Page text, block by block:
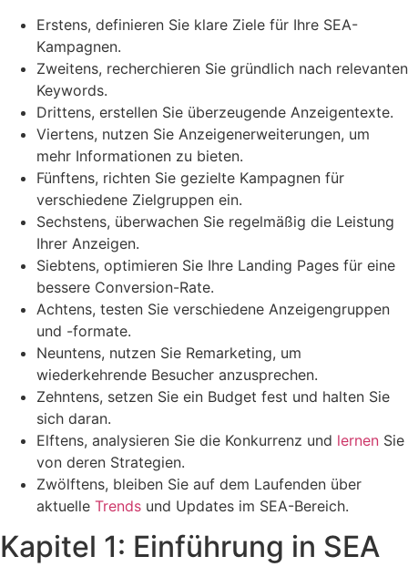
Erstens, definieren Sie klare Ziele für Ihre SEA-
Kampagnen.
Zweitens, recherchieren Sie gründlich nach relevanten
Keywords.
Drittens, erstellen Sie überzeugende Anzeigentexte.
Viertens, nutzen Sie Anzeigenerweiterungen, um
mehr Informationen zu bieten.
Fünftens, richten Sie gezielte Kampagnen für
verschiedene Zielgruppen ein.
Sechstens, überwachen Sie regelmäßig die Leistung
Ihrer Anzeigen.
Siebtens, optimieren Sie Ihre Landing Pages für eine
bessere Conversion-Rate.
Achtens, testen Sie verschiedene Anzeigengruppen
und -formate.
Neuntens, nutzen Sie Remarketing, um
wiederkehrende Besucher anzusprechen.
Zehntens, setzen Sie ein Budget fest und halten Sie
sich daran.
Elftens, analysieren Sie die Konkurrenz und lernen Sie
von deren Strategien.
Zwölftens, bleiben Sie auf dem Laufenden über
aktuelle Trends und Updates im SEA-Bereich.
Kapitel 1: Einführung in SEA